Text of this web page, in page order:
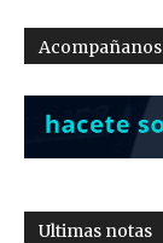
Acompañanos
Ultimas notas